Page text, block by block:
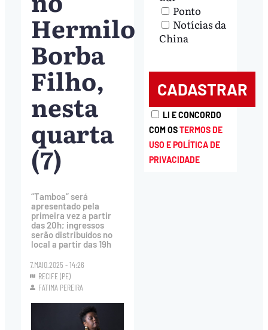
Hermilo
Borba
Filho,
nesta
quarta
(7)
“Tamboa” será
apresentado pela
primeira vez a partir
das 20h; ingressos
serão distribuídos no
local a partir das 19h
7.MAIO.2025 - 14:26
RECIFE (PE)
FATIMA PEREIRA
Ponto
Notícias da
China
LI E CONCORDO
COM OSTERMOS DE
USO E POLÍTICA DE
PRIVACIDADE